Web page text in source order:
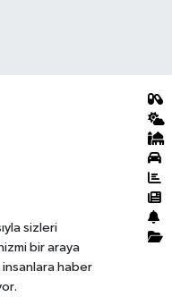
sizleri
bir araya
haber